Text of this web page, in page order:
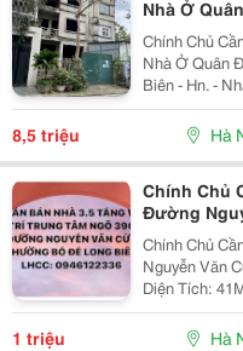
Nhà Ở
Bàn
Chính Chủ
Nhà Ở Quân
Biên - Hn. -
Tại Xây Thô
(Khách
8,5 triệu Hà
Chính Chủ
Đường
Long Biên
Chính Chủ
Nguyễn Văn
Diện Tích:
Xây Dựng
Thuê Thu
1 triệu Hà